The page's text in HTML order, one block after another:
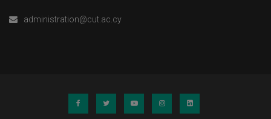
administration@cut.ac.cy